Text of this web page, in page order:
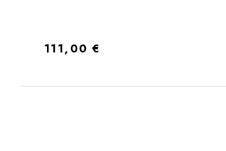
Regulärer Preis:
111,00 €